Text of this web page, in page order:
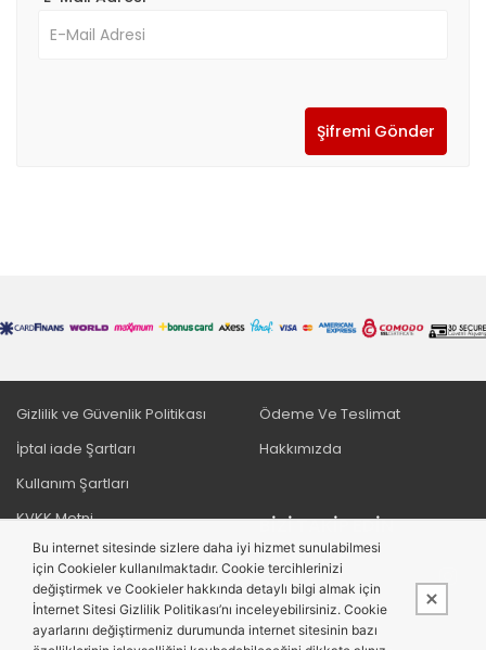
Şifremi Gönder
Gizlilik ve Güvenlik Politikası
İptal iade Şartları
Kullanım Şartları
KVKK Metni
Mesafeli Satış Sözleşmesi
Ödeme Ve Teslimat
Hakkımızda
BIZI TAKIP EDIN
Bu internet sitesinde sizlere daha iyi hizmet sunulabilmesi
için Cookieler kullanılmaktadır. Cookie tercihlerinizi
değiştirmek ve Cookieler hakkında detaylı bilgi almak için
İnternet Sitesi Gizlilik Politikası’nı inceleyebilirsiniz. Cookie
ayarlarını değiştirmeniz durumunda internet sitesinin bazı